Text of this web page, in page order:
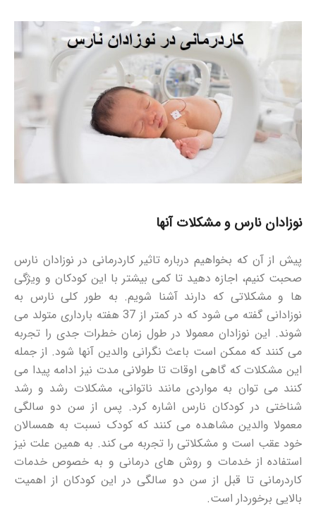
نوزادان نارس و مشکلات آنها
پیش از آن که بخواهیم درباره تاثیر کاردرمانی در نوزادان نارس
صحبت کنیم، اجازه دهید تا کمی بیشتر با این کودکان و ویژگی
ها و مشکلاتی که دارند آشنا شویم. به طور کلی نارس به
نوزادانی گفته می شود که در کمتر از 37 هفته بارداری متولد می
شوند. این نوزادان معمولا در طول زمان خطرات جدی را تجربه
می کنند که ممکن است باعث نگرانی والدین آنها شود. از جمله
این مشکلات که گاهی اوقات تا طولانی مدت نیز ادامه پیدا می
کنند می توان به مواردی مانند ناتوانی، مشکلات رشد و رشد
شناختی در کودکان نارس اشاره کرد. پس از سن دو سالگی
معمولا والدین مشاهده می کنند که کودک نسبت به همسالان
خود عقب است و مشکلاتی را تجربه می کند. به همین علت نیز
استفاده از خدمات و روش های درمانی و به خصوص خدمات
کاردرمانی تا قبل از سن دو سالگی در این کودکان از اهمیت
بالایی برخوردار است.